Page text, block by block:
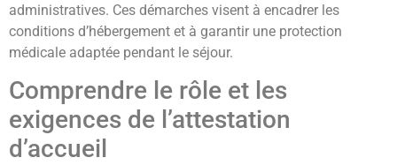
administratives. Ces démarches visent à encadrer les
conditions d’hébergement et à garantir une protection
médicale adaptée pendant le séjour.
Comprendre le rôle et les
exigences de l’attestation
d’accueil